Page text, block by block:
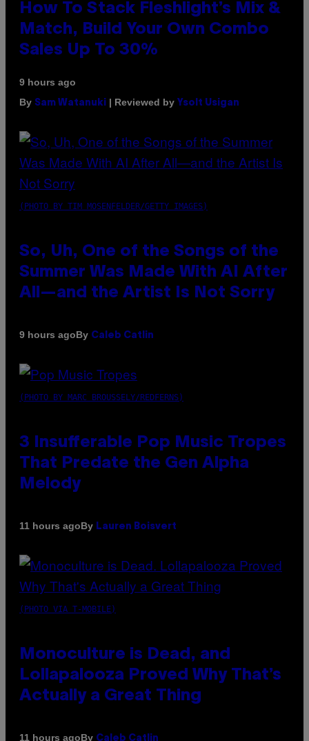
How To Stack Fleshlight’s Mix &
Match, Build Your Own Combo
Sales Up To 30%
9 hours ago
By Sam Watanuki | Reviewed by Ysolt Usigan
(PHOTO BY TIM MOSENFELDER/GETTY IMAGES)
So, Uh, One of the Songs of the
Summer Was Made With AI After
All—and the Artist Is Not Sorry
9 hours agoBy Caleb Catlin
(PHOTO BY MARC BROUSSELY/REDFERNS)
3 Insufferable Pop Music Tropes
That Predate the Gen Alpha
Melody
11 hours agoBy Lauren Boisvert
(PHOTO VIA T-MOBILE)
Monoculture is Dead, and
Lollapalooza Proved Why That’s
Actually a Great Thing
11 hours agoBy Caleb Catlin